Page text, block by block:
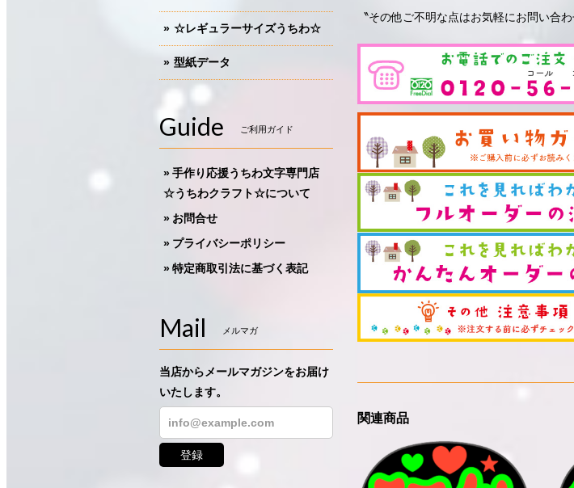
〝その他ご不明な点はお気軽にお問い合わ
関連商品
☆レギュラーサイズうちわ☆
型紙データ
Guide ご利用ガイド
手作り応援うちわ文字専門店
☆うちわクラフト☆について
お問合せ
プライバシーポリシー
特定商取引法に基づく表記
Mail メルマガ
当店からメールマガジンをお届け
いたします。
登録